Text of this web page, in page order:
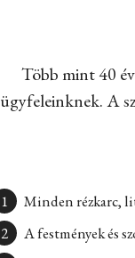
Több mint 40
ügyfeleinknek. A
Minden rézkarc,
A festmények és